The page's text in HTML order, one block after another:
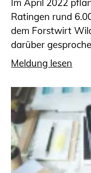
Im April 2022
Ratingen rund
dem Forstwirt
darüber
Meldung lesen